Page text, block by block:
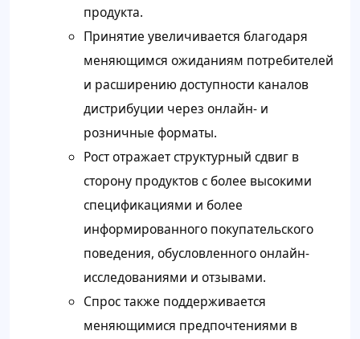
продукта.
Принятие увеличивается благодаря
меняющимся ожиданиям потребителей
и расширению доступности каналов
дистрибуции через онлайн- и
розничные форматы.
Рост отражает структурный сдвиг в
сторону продуктов с более высокими
спецификациями и более
информированного покупательского
поведения, обусловленного онлайн-
исследованиями и отзывами.
Спрос также поддерживается
меняющимися предпочтениями в